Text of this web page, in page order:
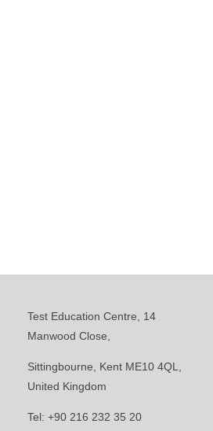
Test Education Centre, 14
Manwood Close,
Sittingbourne, Kent ME10 4QL,
United Kingdom
Tel: +90 216 232 35 20